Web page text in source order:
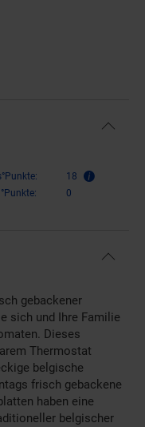
18
0
gebackener
sich und Ihre Familie
Dieses
Thermostat
belgische
frisch gebackene
haben eine
belgischer